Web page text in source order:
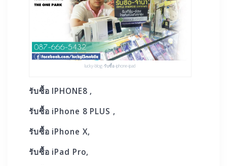
lucky-blog-รับซื้อ-iphone-ipad
รับซื้อ IPHONE8 ,
รับซื้อ iPhone 8 PLUS ,
รับซื้อ iPhone X,
รับซื้อ iPad Pro,